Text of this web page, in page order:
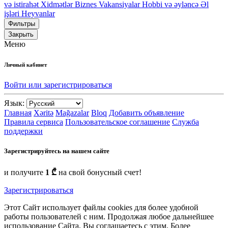
və istirahət Xidmətlər Biznes Vakansiyalar Hobbi və əyləncə Əl
işləri Heyvanlar
Фильтры
Закрыть
Меню
Личный кабинет
Войти или зарегистрироваться
Язык:
Главная Xəritə Mağazalar Bloq Добавить объявление
Правила сервиса Пользовательское соглашение Служба
поддержки
Зарегистрируйтесь на нашем сайте
и получите 1 ₾ на свой бонусный счет!
Зарегистрироваться
Этот Сайт использует файлы cookies для более удобной
работы пользователей с ним. Продолжая любое дальнейшее
использование Сайта, Вы соглашаетесь с этим. Более